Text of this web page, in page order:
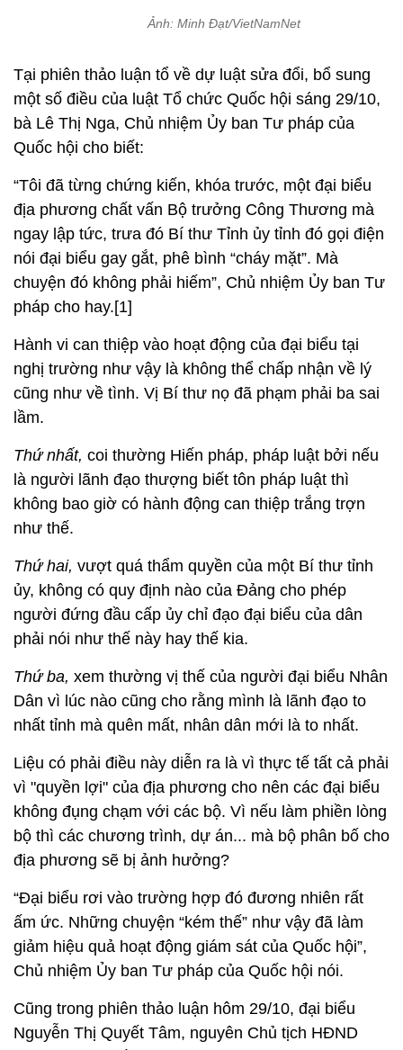
Ảnh: Minh Đạt/VietNamNet
Tại phiên thảo luận tổ về dự luật sửa đổi, bổ sung
một số điều của luật Tổ chức Quốc hội sáng 29/10,
bà Lê Thị Nga, Chủ nhiệm Ủy ban Tư pháp của
Quốc hội cho biết:
“Tôi đã từng chứng kiến, khóa trước, một đại biểu
địa phương chất vấn Bộ trưởng Công Thương mà
ngay lập tức, trưa đó Bí thư Tỉnh ủy tỉnh đó gọi điện
nói đại biểu gay gắt, phê bình “cháy mặt”. Mà
chuyện đó không phải hiếm”, Chủ nhiệm Ủy ban Tư
pháp cho hay.[1]
Hành vi can thiệp vào hoạt động của đại biểu tại
nghị trường như vậy là không thể chấp nhận về lý
cũng như về tình. Vị Bí thư nọ đã phạm phải ba sai
lầm.
Thứ nhất, coi thường Hiến pháp, pháp luật bởi nếu
là người lãnh đạo thượng biết tôn pháp luật thì
không bao giờ có hành động can thiệp trắng trợn
như thế.
Thứ hai, vượt quá thẩm quyền của một Bí thư tỉnh
ủy, không có quy định nào của Đảng cho phép
người đứng đầu cấp ủy chỉ đạo đại biểu của dân
phải nói như thế này hay thế kia.
Thứ ba, xem thường vị thế của người đại biểu Nhân
Dân vì lúc nào cũng cho rằng mình là lãnh đạo to
nhất tỉnh mà quên mất, nhân dân mới là to nhất.
Liệu có phải điều này diễn ra là vì thực tế tất cả phải
vì "quyền lợi" của địa phương cho nên các đại biểu
không đụng chạm với các bộ. Vì nếu làm phiền lòng
bộ thì các chương trình, dự án... mà bộ phân bố cho
địa phương sẽ bị ảnh hưởng?
“Đại biểu rơi vào trường hợp đó đương nhiên rất
ấm ức. Những chuyện “kém thế” như vậy đã làm
giảm hiệu quả hoạt động giám sát của Quốc hội”,
Chủ nhiệm Ủy ban Tư pháp của Quốc hội nói.
Cũng trong phiên thảo luận hôm 29/10, đại biểu
Nguyễn Thị Quyết Tâm, nguyên Chủ tịch HĐND